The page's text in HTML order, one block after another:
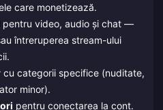
care monetizează.
pentru video, audio și chat —
întreruperea stream-ului
cu categorii specifice (nuditate,
minor).
pentru conectarea la cont.